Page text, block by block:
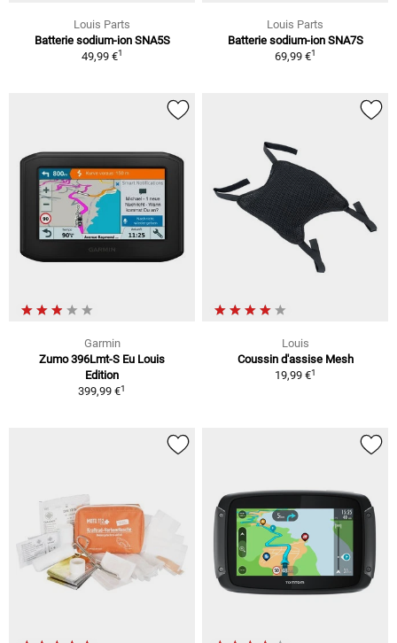
Louis Parts
Batterie sodium-ion SNA5S
49,99 €1
Louis Parts
Batterie sodium-ion SNA7S
69,99 €1
Garmin
Zumo 396Lmt-S Eu Louis
Edition
399,99 €1
Louis
Coussin d'assise Mesh
19,99 €1